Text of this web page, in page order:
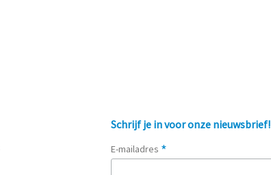
Schrijf je in voor onze nieuwsbrief!
E-mailadres *